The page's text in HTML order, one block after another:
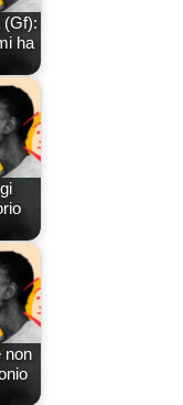
(Gf):
ha
non